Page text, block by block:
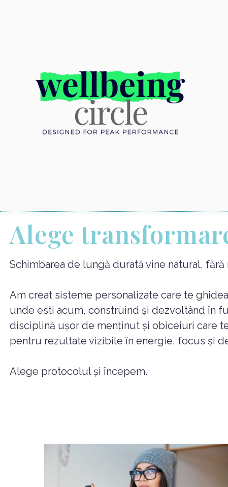
Alege
Schimbarea de lungă durată vine natural,
Am creat sisteme personalizate care te
unde esti acum, construind și dezvoltând în
disciplină ușor de menținut și obiceiuri care
pentru rezultate vizibile în energie, focus și
Alege protocolul și începem.